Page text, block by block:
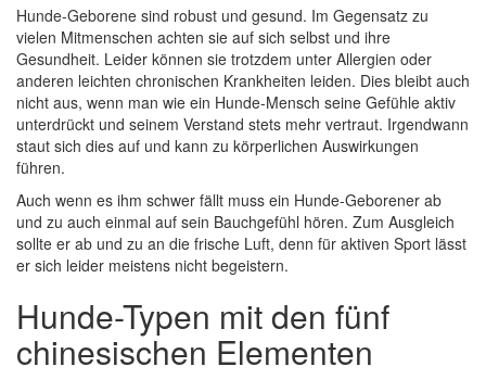
Hunde-Geborene sind robust und gesund. Im Gegensatz zu
vielen Mitmenschen achten sie auf sich selbst und ihre
Gesundheit. Leider können sie trotzdem unter Allergien oder
anderen leichten chronischen Krankheiten leiden. Dies bleibt auch
nicht aus, wenn man wie ein Hunde-Mensch seine Gefühle aktiv
unterdrückt und seinem Verstand stets mehr vertraut. Irgendwann
staut sich dies auf und kann zu körperlichen Auswirkungen
führen.
Auch wenn es ihm schwer fällt muss ein Hunde-Geborener ab
und zu auch einmal auf sein Bauchgefühl hören. Zum Ausgleich
sollte er ab und zu an die frische Luft, denn für aktiven Sport lässt
er sich leider meistens nicht begeistern.
Hunde-Typen mit den fünf
chinesischen Elementen